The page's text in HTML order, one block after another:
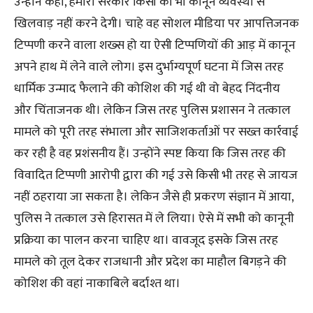
खिलवाड़ नहीं करने देगी। चाहे वह सोशल मीडिया पर आपत्तिजनक
टिप्पणी करने वाला शख्स हो या ऐसी टिप्पणियों की आड़ में कानून
अपने हाथ में लेने वाले लोग। इस दुर्भाग्यपूर्ण घटना में जिस तरह
धार्मिक उन्माद फैलाने की कोशिश की गई थी वो बेहद निंदनीय
और चिंताजनक थी। लेकिन जिस तरह पुलिस प्रशासन ने तत्काल
मामले को पूरी तरह संभाला और साजिशकर्ताओं पर सख्त कार्रवाई
कर रही है वह प्रशंसनीय हैं। उन्होंने स्पष्ट किया कि जिस तरह की
विवादित टिप्पणी आरोपी द्वारा की गई उसे किसी भी तरह से जायज
नहीं ठहराया जा सकता है। लेकिन जैसे ही प्रकरण संज्ञान में आया,
पुलिस ने तत्काल उसे हिरासत में ले लिया। ऐसे में सभी को कानूनी
प्रक्रिया का पालन करना चाहिए था। वावजूद इसके जिस तरह
मामले को तूल देकर राजधानी और प्रदेश का माहौल बिगड़ने की
कोशिश की वहां नाकाबिले बर्दाश्त था।